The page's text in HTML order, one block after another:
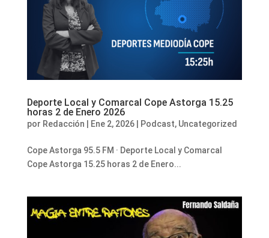
Deporte Local y Comarcal Cope Astorga 15.25
horas 2 de Enero 2026
por Redacción Ene 2, 2026| Podcast, Uncategorized
Cope Astorga 95.5 FM · Deporte Local y Comarcal
Cope Astorga 15.25 horas 2 de Enero...